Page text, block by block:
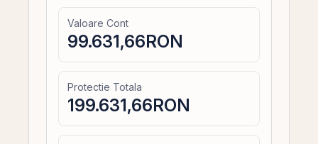
Valoare Cont
99.631,66RON
Protectie Totala
199.631,66RON